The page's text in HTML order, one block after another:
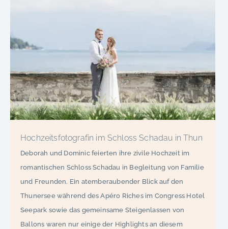
Hochzeitsfotografin im Schloss Schadau in Thun
Deborah und Dominic feierten ihre zivile Hochzeit im
romantischen Schloss Schadau in Begleitung von Familie
und Freunden. Ein atemberaubender Blick auf den
Thunersee während des Apéro Riches im Congress Hotel
Seepark sowie das gemeinsame Steigenlassen von
Ballons waren nur einige der Highlights an diesem